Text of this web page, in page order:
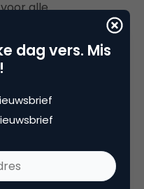
alle
men dit kan doen”,
Meijdam.
Dacht het niet…
kan zich geen
De komst van
dag vers. Mis